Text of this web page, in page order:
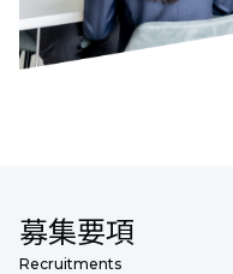
募集要項
Recruitments